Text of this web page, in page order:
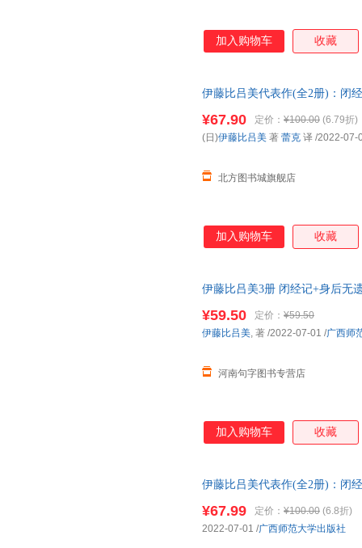
加入购物车 收藏
伊藤比吕美代表作(全2册)：闭
¥67.90 定价： ¥100.00 (6.79折)
北方图书城旗舰店
(日)伊藤比吕美 著 蕾克 译 /2022-07-
加入购物车 收藏
伊藤比吕美3册 闭经记+身后无
¥59.50 定价： ¥59.50
河南句字图书专营店
伊藤比吕美, 著 /2022-07-01 /广西师
加入购物车 收藏
伊藤比吕美代表作(全2册)：闭
¥67.99 定价： ¥100.00 (6.8折)
2022-07-01 /广西师范大学出版社